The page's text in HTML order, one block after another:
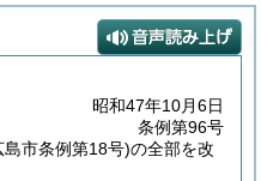
昭和47年10月6日
条例第96号
市条例第18号)の全部を改